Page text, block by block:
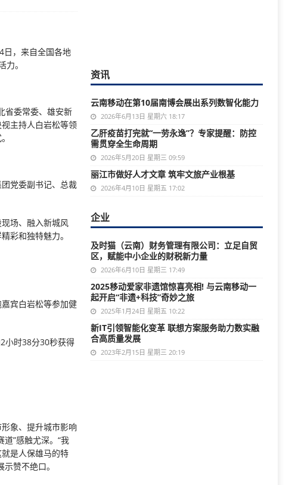
日，来自全国各地
。
省委常委、雄安新
主持人白岩松等领
党委副书记、总裁
场、融入新城风
彩和独特魅力。
宾白岩松等参加健
小时38分30秒获得
象、提升城市影响
”感触尤深。“我
是人保雄马的特
赞不绝口。
资讯
云南移动在第10届南博会展出系列数智化能力
2026年6月13日 星期六 18:17
乙肝疫苗打完就“一劳永逸”？专家提醒：防控
需贯穿全生命周期
2026年5月20日 星期三 09:59
丽江市做好人才文章 筑牢文旅产业根基
2026年4月10日 星期五 17:02
企业
及时猫（云南）财务管理有限公司：立足自贸
区，赋能中小企业的财税新力量
2026年6月10日 星期三 17:49
2025移动爱家非遗馆惊喜亮相! 与云南移动一
起开启“非遗+科技”奇妙之旅
2025年1月24日 星期五 10:22
新IT引领智能化变革 联想方案服务助力数实融
合高质量发展
2023年2月15日 星期三 20:19